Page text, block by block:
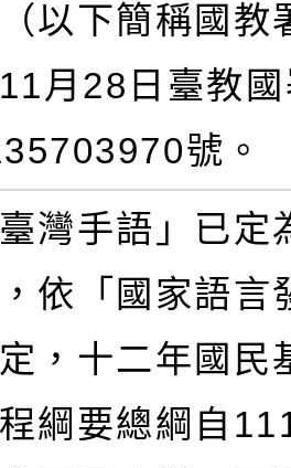
以下簡稱國教
月28日臺教
號。
臺灣手語」已定
依「國家語言
，十二年國民
綱要總綱自